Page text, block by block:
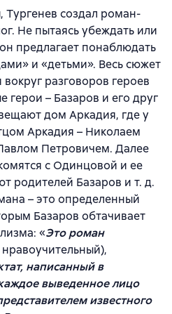
Тургенев создал роман-
Не пытаясь убеждать или
предлагает понаблюдать
и «детьми». Весь сюжет
разговоров героев
герои – Базаров и его друг
дом Аркадия, где у
Аркадия – Николаем
Петровичем. Далее
с Одинцовой и ее
родителей Базаров и т. д.
– это определенный
Базаров обтачивает
«Это роман
написанный в
выведенное лицо
известного